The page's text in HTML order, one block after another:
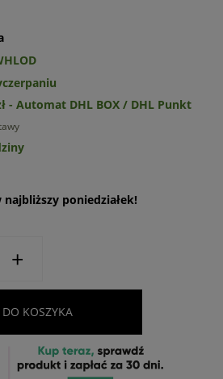
- Automat DHL BOX / DHL Punkt
najbliższy poniedziałek!
+
DO KOSZYKA